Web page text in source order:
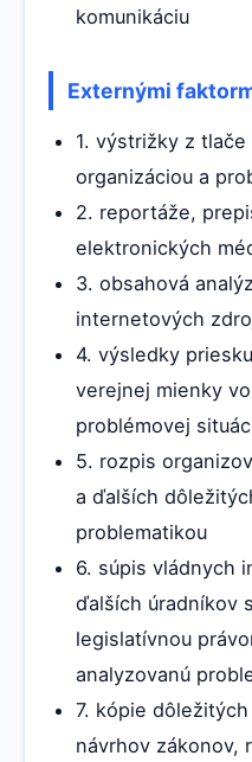
komunikáciu
Externými
1. výstrižky z tlače
organizáciou a
2. reportáže,
elektronických
3. obsahová
internetových
4. výsledky
verejnej mienky
problémovej
5. rozpis
a ďalších
problematikou
6. súpis vládnych
ďalších úradníkov
legislatívnou
analyzovanú
7. kópie
návrhov zákonov,